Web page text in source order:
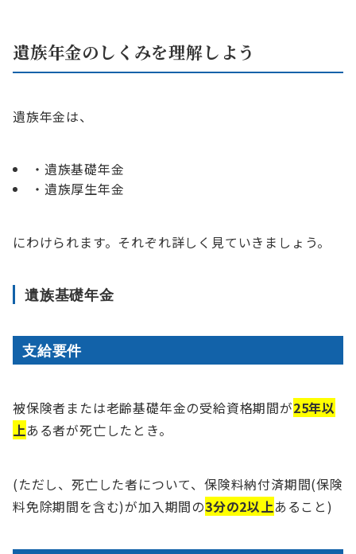
遺族年金のしくみを理解しよう
遺族年金は、
・遺族基礎年金
・遺族厚生年金
にわけられます。それぞれ詳しく見ていきましょう。
遺族基礎年金
支給要件
被保険者または老齢基礎年金の受給資格期間が25年以
上ある者が死亡したとき。
(ただし、死亡した者について、保険料納付済期間(保険
料免除期間を含む)が加入期間の3分の2以上あること)